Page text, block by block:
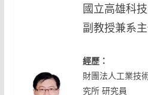
國立高雄科
副教授兼系
經歷：
財團法人工業技
究所 研究員